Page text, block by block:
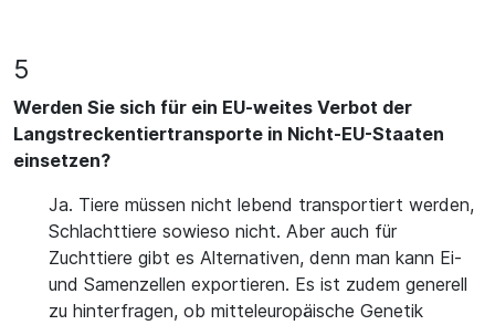
5
Werden Sie sich für ein EU-weites Verbot der
Langstreckentiertransporte in Nicht-EU-Staaten
einsetzen?
Ja. Tiere müssen nicht lebend transportiert werden,
Schlachttiere sowieso nicht. Aber auch für
Zuchttiere gibt es Alternativen, denn man kann Ei-
und Samenzellen exportieren. Es ist zudem generell
zu hinterfragen, ob mitteleuropäische Genetik